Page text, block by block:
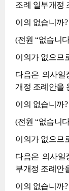
조례 일부개정
이의 없습니까?
(전원 “없습니
이의가 없으므
다음은 의사일
개정 조례안을
이의 없습니까?
(전원 “없습니
이의가 없으므
다음은 의사일
부개정 조례안
이의 없습니까?